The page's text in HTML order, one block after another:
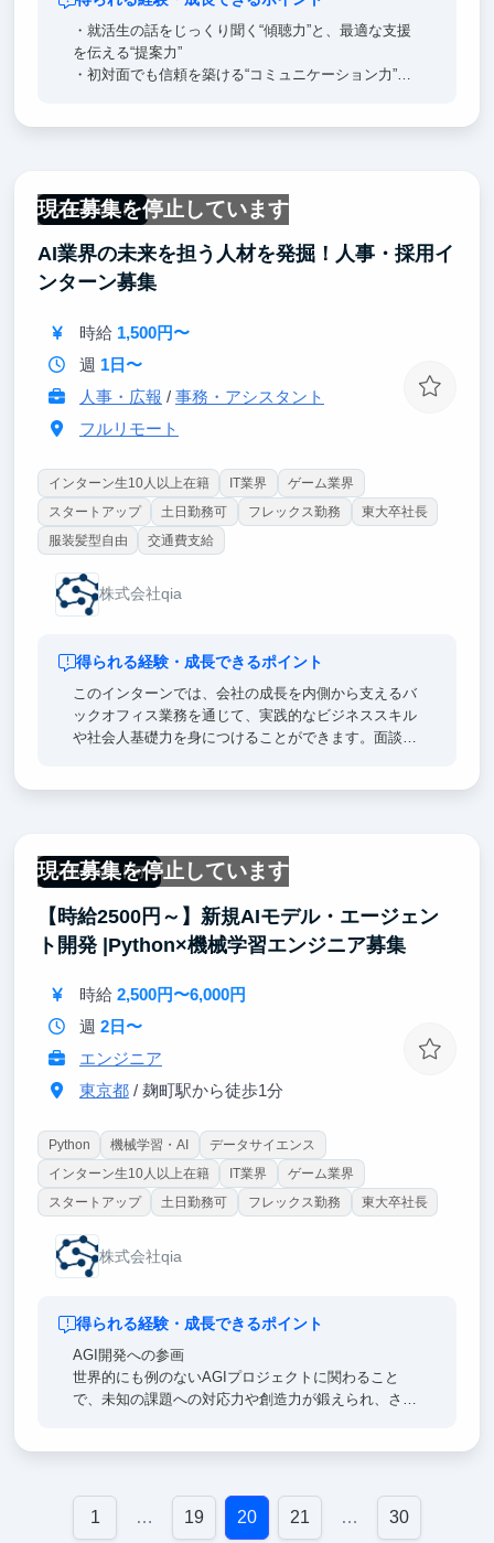
・就活生の話をじっくり聞く“傾聴力”と、最適な支援
を伝える“提案力”
・初対面でも信頼を築ける“コミュニケーション力”
現在募集を停止しています
フルリモート
AI業界の未来を担う人材を発掘！人事・採用イ
ンターン募集
時給 1,500円〜
週 1日〜
人事・広報 / 事務・アシスタント
フルリモート
インターン生10人以上在籍 IT業界
ゲーム業界
スタートアップ
土日勤務可 フレックス勤務
東大卒社長
服装髪型自由
交通費支給
株式会社qia
得られる経験・成長できるポイント
このインターンでは、会社の成長を内側から支えるバ
ックオフィス業務を通じて、実践的なビジネススキル
や社会人基礎力を身につけることができます。面談調
成長機会が待っています。
現在募集を停止しています
一部リモート可
【時給2500円～】新規AIモデル・エージェン
ト開発 |Python×機械学習エンジニア募集
時給 2,500円〜6,000円
週 2日〜
エンジニア
東京都/ 麹町駅から徒歩1分
Python 機械学習・AI
データサイエンス
インターン生10人以上在籍
IT業界
ゲーム業界
スタートアップ
土日勤務可 フレックス勤務 東大卒社長
株式会社qia
得られる経験・成長できるポイント
AGI開発への参画
世界的にも例のないAGIプロジェクトに関わること
で、未知の課題への対応力や創造力が鍛えられ、さら
Pythonを中心に深層学習・強化学習などのモデルを開
発します。モデルアーキテクチャからの設計・開発で
1 … 19 20 21 … 30